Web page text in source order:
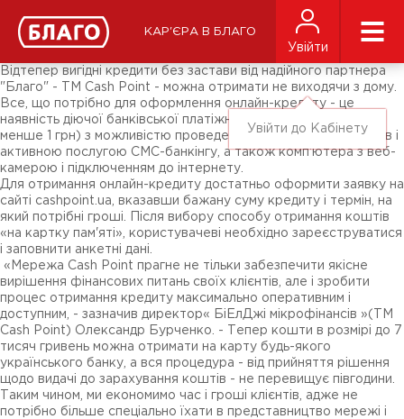
КАР'ЄРА В БЛАГО
Увійти
Увійти до Кабінету
ЗМІ про нас
Підписники соц-мереж
Ярмарки
Відтепер вигідні кредити без застави від надійного партнера
"Благо" - ТМ Cash Point - можна отримати не виходячи з дому.
Все, що потрібно для оформлення онлайн-кредиту - це
наявність діючої банківської платіжної картки (залишок - не
менше 1 грн) з можливістю проведення інтернет-розрахунків і
активною послугою СМС-банкінгу, а також комп'ютера з веб-
камерою і підключенням до інтернету.
Для отримання онлайн-кредиту достатньо оформити заявку на
сайті cashpoint.ua, вказавши бажану суму кредиту і термін, на
який потрібні гроші. Після вибору способу отримання коштів
«на картку пам'яті», користувачеві необхідно зареєструватися
і заповнити анкетні дані.
«Мережа Cash Point прагне не тільки забезпечити якісне
вирішення фінансових питань своїх клієнтів, але і зробити
процес отримання кредиту максимально оперативним і
доступним, - зазначив директор« БіЕлДжі мікрофінансів »(ТМ
Cash Point) Олександр Бурченко. - Тепер кошти в розмірі до 7
тисяч гривень можна отримати на карту будь-якого
українського банку, а вся процедура - від прийняття рішення
щодо видачі до зарахування коштів - не перевищує півгодини.
Таким чином, ми економимо час і гроші клієнтів, адже не
потрібно більше спеціально їхати в представництво мережі і